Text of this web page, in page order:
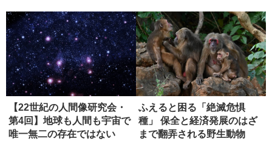
【22世紀の人間像研究会・
第4回】地球も人間も宇宙で
唯一無二の存在ではない
ふえると困る「絶滅危惧
種」 保全と経済発展のはざ
まで翻弄される野生動物